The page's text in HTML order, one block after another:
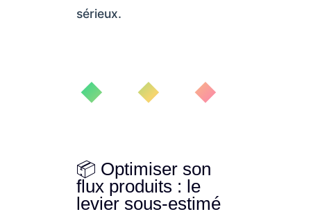
sérieux.
◆ ◆ ◆
📦 Optimiser son
flux produits : le
levier sous-estimé